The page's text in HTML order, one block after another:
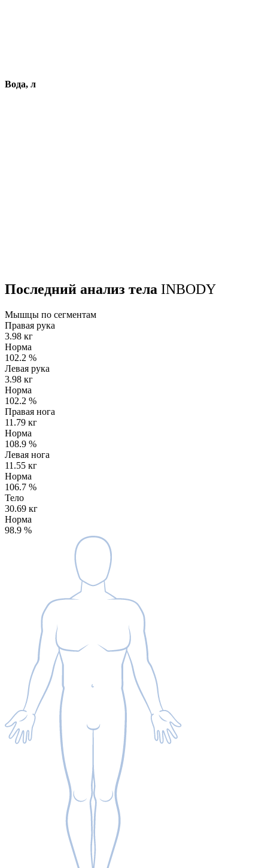
Вода, л
Последний анализ тела INBODY
Мышцы по сегментам
Правая рука
3.98 кг
Норма
102.2 %
Левая рука
3.98 кг
Норма
102.2 %
Правая нога
11.79 кг
Норма
108.9 %
Левая нога
11.55 кг
Норма
106.7 %
Тело
30.69 кг
Норма
98.9 %